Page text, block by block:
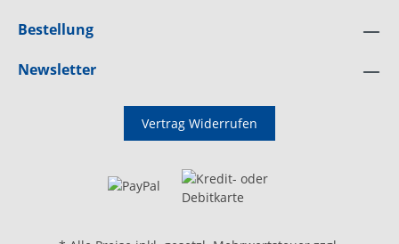
Bestellung
Newsletter
Vertrag Widerrufen